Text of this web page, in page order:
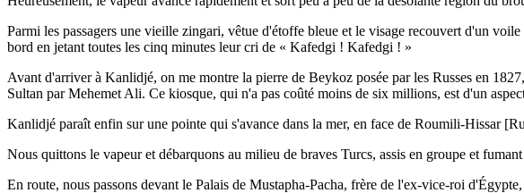
Parmi les passagers une vieille zingari, vêtue d'étoffe bleue et le visage recouvert d'un
bord en jetant toutes les cinq minutes leur cri de « Kafedgi ! Kafedgi ! »
Avant d'arriver à Kanlidjé, on me montre la pierre de Beykoz posée par les Russes en
Sultan par Mehemet Ali. Ce kiosque, qui n'a pas coûté moins de six millions, est d'un
Kanlidjé paraît enfin sur une pointe qui s'avance dans la mer, en face de Roumili-Hissar
Nous quittons le vapeur et débarquons au milieu de braves Turcs, assis en groupe et
En route, nous passons devant le Palais de Mustapha-Pacha, frère de l'ex-vice-roi